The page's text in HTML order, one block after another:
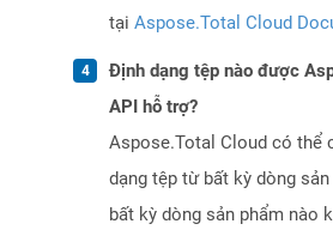
tại Aspose.Total Cloud
Định dạng tệp nào được
API hỗ trợ?
Aspose.Total Cloud có thể
dạng tệp từ bất kỳ dòng
bất kỳ dòng sản phẩm nào